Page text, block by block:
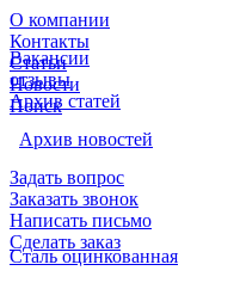
О компании
Контакты
Статьи
Новости
Поиск
Вакансии
отзывы
Архив статей
Архив новостей
Задать вопрос
Заказать звонок
Написать письмо
Сделать заказ
Сталь оцинкованная